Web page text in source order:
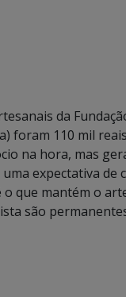
da
foram 110 mil
na hora, mas
expectativa de
o que mantém o
são